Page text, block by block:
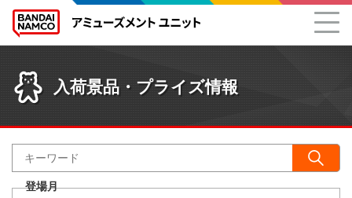
入荷景品・プライズ情報
登場月